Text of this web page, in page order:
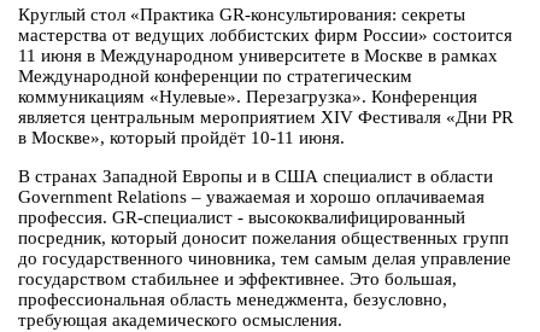
Круглый стол «Практика GR-консультирования: секреты
мастерства от ведущих лоббистских фирм России» состоится
11 июня в Международном университете в Москве в рамках
Международной конференции по стратегическим
коммуникациям «Нулевые». Перезагрузка». Конференция
является центральным мероприятием XIV Фестиваля «Дни PR
в Москве», который пройдёт 10-11 июня.
В странах Западной Европы и в США специалист в области
Government Relations – уважаемая и хорошо оплачиваемая
профессия. GR-специалист - высококвалифицированный
посредник, который доносит пожелания общественных групп
до государственного чиновника, тем самым делая управление
государством стабильнее и эффективнее. Это большая,
профессиональная область менеджмента, безусловно,
требующая академического осмысления.